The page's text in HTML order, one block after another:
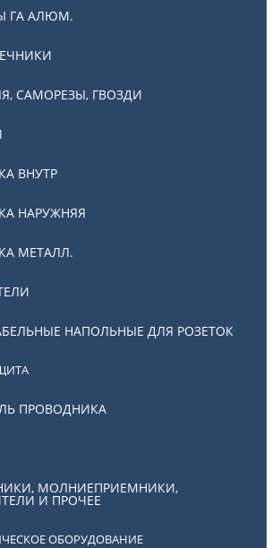
ГА АЛЮМ.
САМОРЕЗЫ, ГВОЗДИ
ВНУТР
НАРУЖНЯЯ
МЕТАЛЛ.
НАПОЛЬНЫЕ ДЛЯ РОЗЕТОК
ПРОВОДНИКА
МОЛНИЕПРИЕМНИКИ,
И ПРОЧЕЕ
ОБОРУДОВАНИЕ